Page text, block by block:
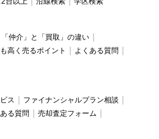
「仲介」と「買取」の違い
高く売るポイント
よくある質問
ス
ファイナンシャルプラン相談
る質問
売却査定フォーム